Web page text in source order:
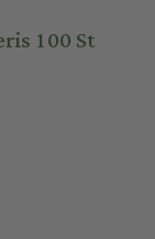
100 St